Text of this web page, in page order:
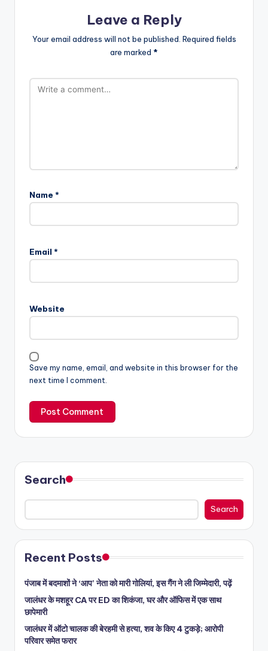
Leave a Reply
Your email address will not be published. Required fields
are marked *
Name *
Email *
Website
Save my name, email, and website in this browser for the
next time I comment.
Search
Search
Recent Posts
पंजाब में बदमाशों ने ‘आप’ नेता को मारी गोलियां, इस गैंग ने ली जिम्मेदारी, पढ़ें
जालंधर के मशहूर CA पर ED का शिकंजा, घर और ऑफिस में एक साथ
छापेमारी
जालंधर में ऑटो चालक की बेरहमी से हत्या, शव के किए 4 टुकड़े; आरोपी
परिवार समेत फरार